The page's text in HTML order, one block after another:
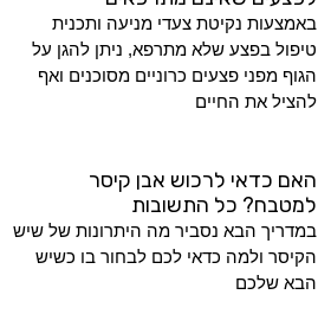
באמצעות נקיטת צעדי מניעה ותכנית
טיפול בפצע שלא מתרפא, ניתן להגן על
הגוף מפני פצעים כרוניים מסוכנים ואף
להציל את החיים
האם כדאי לרכוש אבן קיסר
למטבח? כל התשובות
במדריך הבא נסביר מה היתרונות של שיש
הקיסר ולמה כדאי לכם לבחור בו כשיש
הבא שלכם